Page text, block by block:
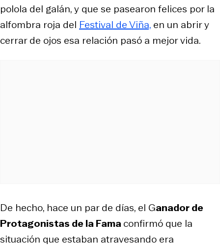
polola del galán, y que se pasearon felices por la
alfombra roja del Festival de Viña, en un abrir y
cerrar de ojos esa relación pasó a mejor vida.
De hecho, hace un par de días, el Ganador de
Protagonistas de la Famaconfirmó que la
situación que estaban atravesando era